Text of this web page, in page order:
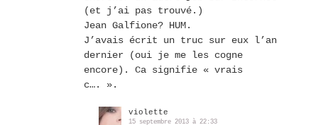
(et j’ai pas trouvé.)
Jean Galfione? HUM.
J’avais écrit un truc sur eux l’an
dernier (oui je me les cogne
encore). Ca signifie « vrais
c…. ».
violette
15 septembre 2013 à 22:33